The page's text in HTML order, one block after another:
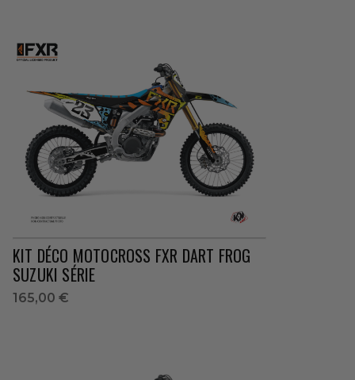
KIT DÉCO MOTOCROSS FXR DART FROG
SUZUKI SÉRIE
165,00 €